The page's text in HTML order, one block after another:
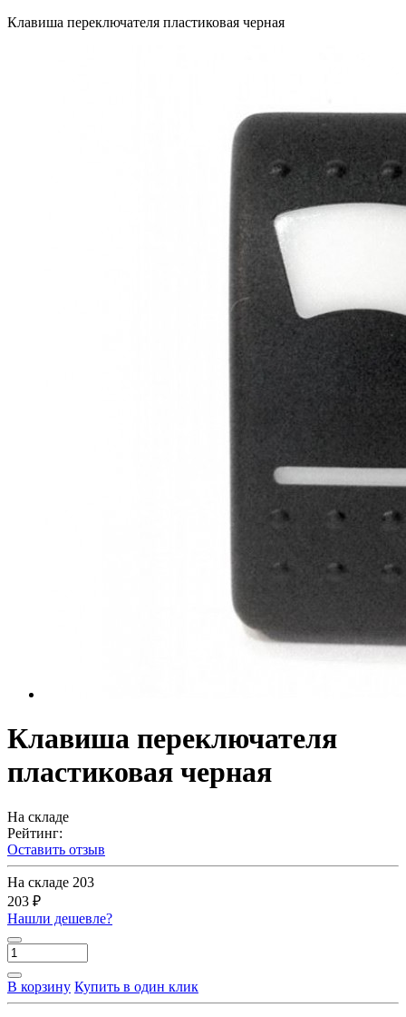
Клавиша переключателя пластиковая черная
Клавиша переключателя
пластиковая черная
На складе
Рейтинг:
Оставить отзыв
На складе 203
203 ₽
Нашли дешевле?
В корзину Купить в один клик